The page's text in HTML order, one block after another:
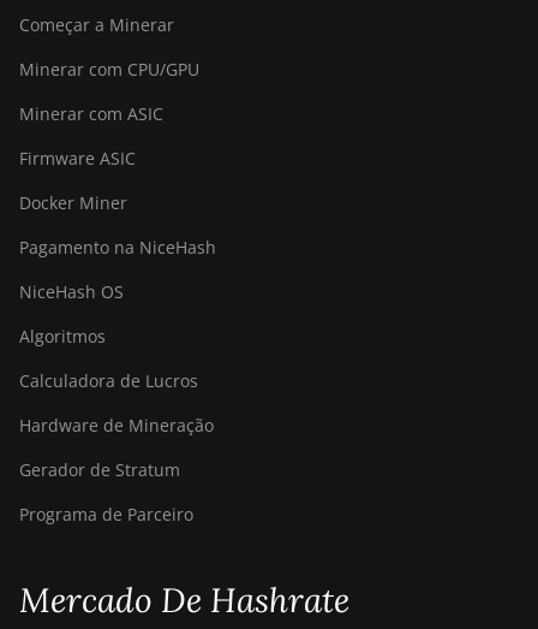
Começar a Minerar
Minerar com CPU/GPU
Minerar com ASIC
Firmware ASIC
Docker Miner
Pagamento na NiceHash
NiceHash OS
Algoritmos
Calculadora de Lucros
Hardware de Mineração
Gerador de Stratum
Programa de Parceiro
Mercado De Hashrate